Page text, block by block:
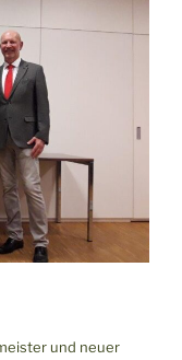
und neuer